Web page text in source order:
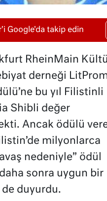
Google'da takip edin
RheinMain
derneği
bu yıl Filistinli
Shibli değer
Ancak ödülü
milyonlarca
nedeniyle” ödül
sonra uygun bir
duyurdu.